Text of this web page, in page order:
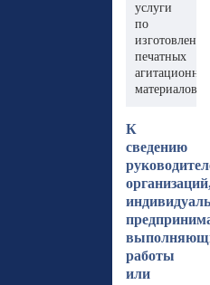
услуги
по
печатных
материалов
К
сведению
работы
или